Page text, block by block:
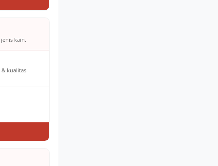
kain.
kualitas